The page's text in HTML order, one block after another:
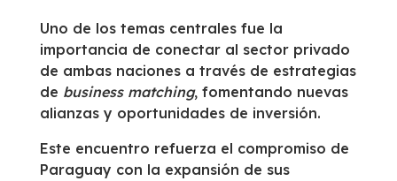
Uno de los temas centrales fue la
importancia de conectar al sector privado
de ambas naciones a través de estrategias
de business matching, fomentando nuevas
alianzas y oportunidades de inversión.
Este encuentro refuerza el compromiso de
Paraguay con la expansión de sus